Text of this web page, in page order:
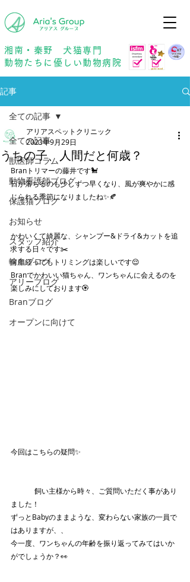
湘南・秦野 犬猫専門
動物たちに優しい動物病院
記事
全ての記事
獣医師コラム
動物看護師ブログ
保護猫ブログ
お知らせ
スタッフ紹介
輸血ブログ
アリーブログ
Branブログ
オープンに向けて
全ての記事
うちの子、人間だと何歳？
アリアスペットクリニック
2023年9月29日
Branトリマーの藤井です🐩
日が落ちるのも少しずつ早くなり、風が爽やかに感
じられる季節になりましたね✨🍂
かわいくて綺麗な、シャンプー&ドライ&カットを追
求する日々です✂️
何年経ってもトリミングは楽しいです😌
Branでかわいい猫ちゃん、ワンちゃんに会えるのを
楽しみにしております🏵️
今回はこちらの疑問✨
ました！
ずっとBabyのままような、変わらない家族の一員で
はありますが、、
今一度、ワンちゃんの年齢を振り返ってみてはいか
がでしょうか？👀